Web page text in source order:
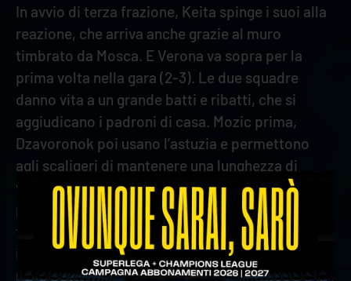
In avvio di terza frazione, Keita spinge i suoi alla
reazione, che arriva anche grazie al muro
timbrato da Mosca. E Verona va sopra per la
prima volta nella gara (2-3). Le due squadre
danno vita a un grande batti e ribatti, che si
aggiudicano i padroni di casa. Mozic prima,
Dzavoronok poi usano l’astuzia e permettono
agli scaligeri di mantenere una lunghezza di
vantaggio (6-7). Keita sfodera la sua potenza da
posto due, seguito a ruota da Dzavoronok, che
firma il +2 (8-10). La buona serie di Kozamernik
in battuta porta al sorpasso (11-10), ma Verona
riacciuffa subito il pari. La pipe di Mozic e il